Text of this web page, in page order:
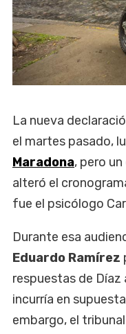
La nueva
el martes pasado,
Maradona, pero
alteró el
fue el psicólogo
Durante esa
Eduardo Ramírez
respuestas de
incurría en
embargo, el